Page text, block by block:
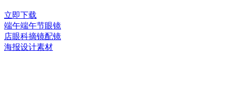
立即下载
端午端午节眼镜
店眼科摘镜配镜
海报设计素材